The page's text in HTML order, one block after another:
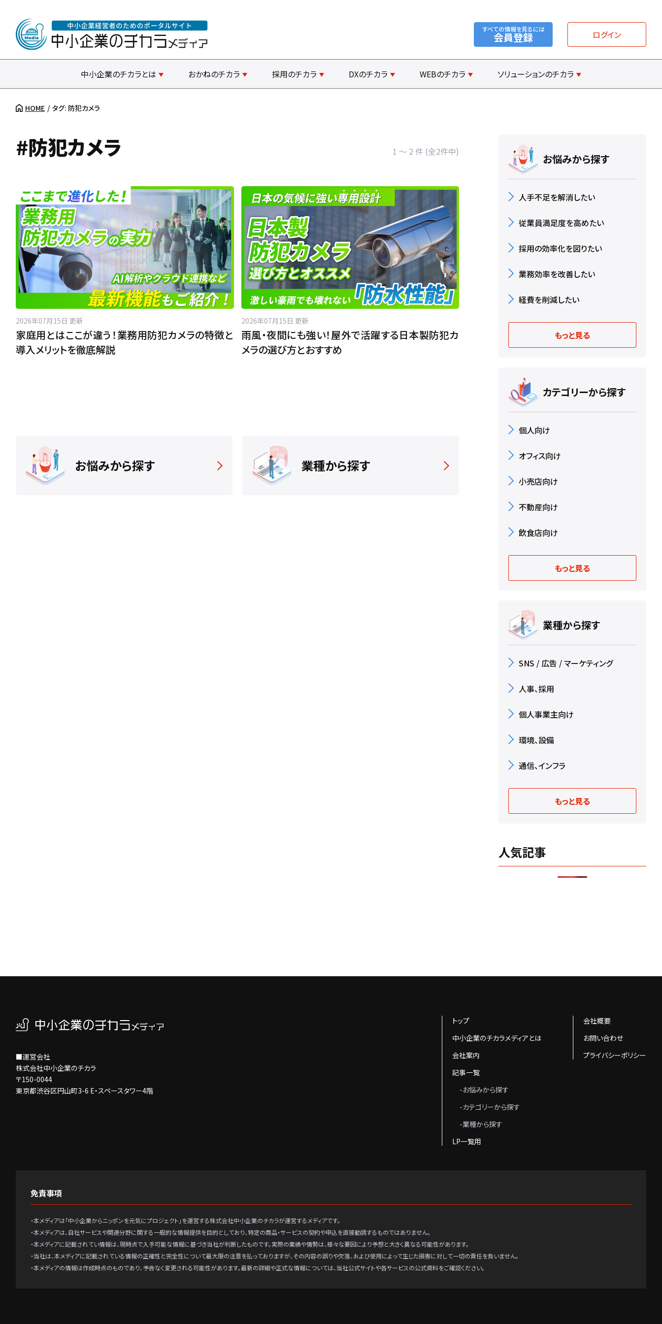
すべての情報を見るには
会員登録 ログイン
中小企業のチカラとは おかねのチカラ 採用のチカラ DXのチカラ WEBのチカラ ソリューションのチカラ
HOME タグ: 防犯カメラ
#防犯カメラ 1 ～ 2 件 (全2件中)
2026年07月15日 更新
家庭用とはここが違う！業務用防犯カメラの特徴と
導入メリットを徹底解説
2026年07月15日 更新
雨風・夜間にも強い！屋外で活躍する日本製防犯カ
メラの選び方とおすすめ
お悩みから探す 業種から探す
お悩みから探す
人手不足を解消したい
従業員満足度を高めたい
採用の効率化を図りたい
業務効率を改善したい
経費を削減したい
もっと見る
カテゴリーから探す
個人向け
オフィス向け
小売店向け
不動産向け
飲食店向け
もっと見る
業種から探す
SNS / 広告 / マーケティング
人事、採用
個人事業主向け
環境、設備
通信、インフラ
もっと見る
人気記事
■運営会社
株式会社中小企業のチカラ
〒150-0044
東京都渋谷区円山町3-6 E・スペースタワー4階
トップ
中小企業のチカラメディアとは
会社案内
記事一覧
-お悩みから探す
-カテゴリーから探す
-業種から探す
LP一覧用
会社概要
お問い合わせ
プライバシーポリシー
免責事項
・本メディアは「中小企業からニッポンを元気にプロジェクト」を運営する株式会社中小企業のチカラが運営するメディアです。
・本メディアは、自社サービスや関連分野に関する一般的な情報提供を目的としており、特定の商品・サービスの契約や申込を直接勧誘するものではありません。
・本メディアに記載されてい情報は、現時点で入手可能な情報に基づき当社が判断したものです。実際の業績や情勢は、様々な要因により予想と大きく異なる可能性があります。
・当社は、本メディアに記載されている情報の正確性と完全性について最大限の注意を払っておりますが、その内容の誤りや欠落、および使用によって生じた損害に対して一切の責任を負いません。
・本メディアの情報は作成時点のものであり、予告なく変更される可能性があります。最新の詳細や正式な情報については、当社公式サイトや各サービスの公式資料をご確認ください。